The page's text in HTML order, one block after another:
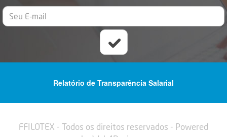
Relatório de Transparência Salarial
FFILOTEX - Todos os direitos reservados - Powered